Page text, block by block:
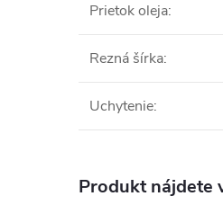
Prietok oleja:
Rezná šírka:
Uchytenie:
Produkt nájdete